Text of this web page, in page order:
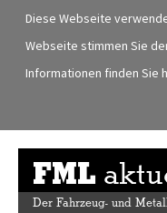
Diese Webseite
Webseite stimmen Sie
Informationen finden Sie
FML
Der Fahrzeug- und